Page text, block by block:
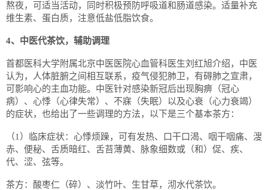
熬夜，可适当活动，同时积极预防呼吸道和肠道感染。适量补充
维生素、蛋白质，注意低盐低脂饮食。
4、中医代茶饮，辅助调理
首都医科大学附属北京中医医院心血管科医生刘红旭介绍，中医
认为，人体脏腑之间相互联系，疫气侵犯肺卫，有碍肺之宣肃，
可影响心的主血功能。中医针对感染新冠后出现胸痹（冠心
病）、心悸（心律失常）、不寐（失眠）以及心衰（心力衰竭）
的症状，也给出了一些调理的方法，以下是三个基本茶方：
（1）临床症状：心悸烦躁，可有发热、口干口渴、咽干咽痛、溲
赤、便秘、舌质暗红、舌苔薄黄、脉象细数或（和）促、疾、
代、涩、弦等。
茶方：酸枣仁（碎）、淡竹叶、生甘草，沏水代茶饮。